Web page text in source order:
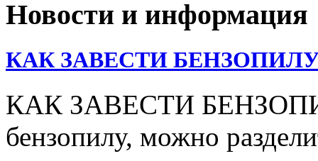
Новости и информация
КАК ЗАВЕСТИ
КАК ЗАВЕСТИ
бензопилу, можно